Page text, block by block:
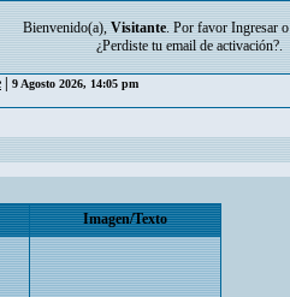
Bienvenido(a), Visitante. Por favor Ingresar o
¿Perdiste tu email de activación?.
9 Agosto 2026, 14:05 pm
Imagen/Texto